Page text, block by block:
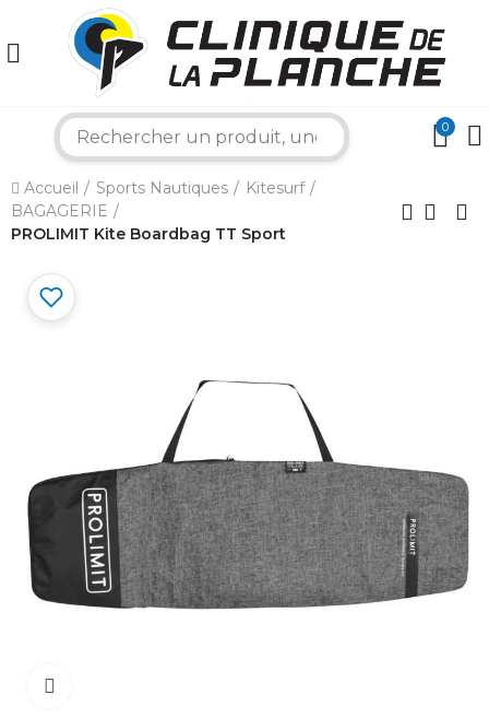
0
Accueil Sports Nautiques
Kitesurf
BAGAGERIE
PROLIMIT Kite Boardbag TT Sport
Bonjour ! Je suis votre expert nautique.